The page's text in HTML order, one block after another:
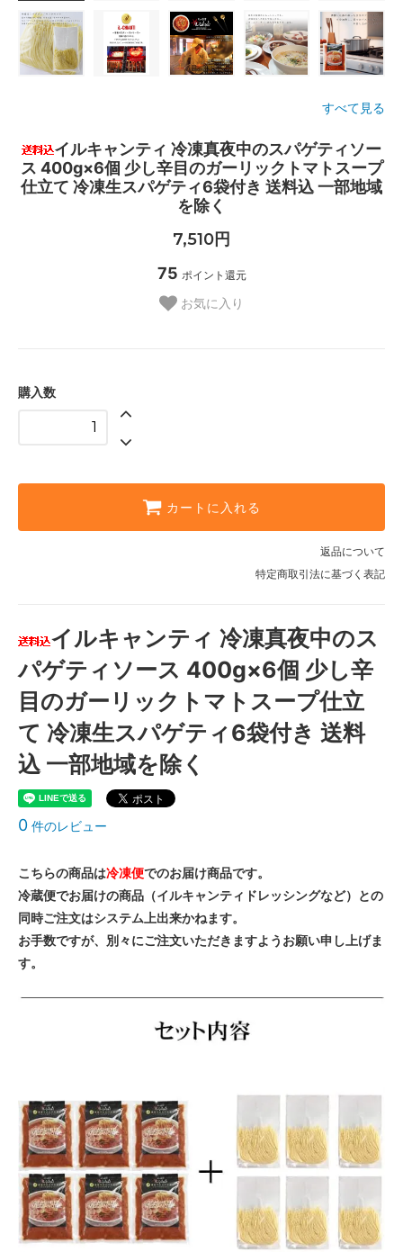
すべて見る
イルキャンティ 冷凍真夜中のスパゲティソー
ス 400g×6個 少し辛目のガーリックトマトスープ
仕立て 冷凍生スパゲティ6袋付き 送料込 一部地域
を除く
7,510円
75 ポイント還元
お気に入り
購入数
カートに入れる
返品について
特定商取引法に基づく表記
イルキャンティ 冷凍真夜中のス
パゲティソース 400g×6個 少し辛
目のガーリックトマトスープ仕立
て 冷凍生スパゲティ6袋付き 送料
込 一部地域を除く
0 件のレビュー
こちらの商品は冷凍便でのお届け商品です。
冷蔵便でお届けの商品（イルキャンティドレッシングなど）との
同時ご注文はシステム上出来かねます。
お手数ですが、別々にご注文いただきますようお願い申し上げま
す。